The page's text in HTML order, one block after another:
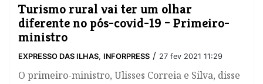
​Turismo rural vai ter um olhar
diferente no pós-covid-19 – Primeiro-
ministro
EXPRESSO DAS ILHAS, INFORPRESS / 27 fev 2021 11:29
O primeiro-ministro, Ulisses Correia e Silva, disse